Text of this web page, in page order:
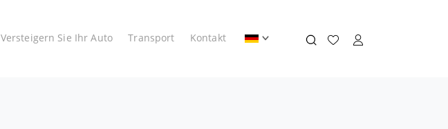
Versteigern Sie Ihr Auto Transport Kontakt